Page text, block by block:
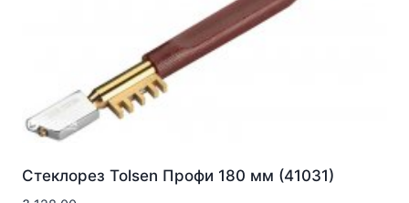
Стеклорез Tolsen Профи 180 мм (41031)